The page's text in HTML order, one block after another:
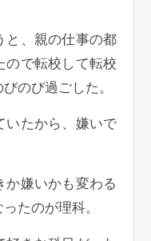
と、親の仕事の都
ので転校して転校
のび過ごした。
いたから、嫌いで
か嫌いかも変わる
たのが理科。